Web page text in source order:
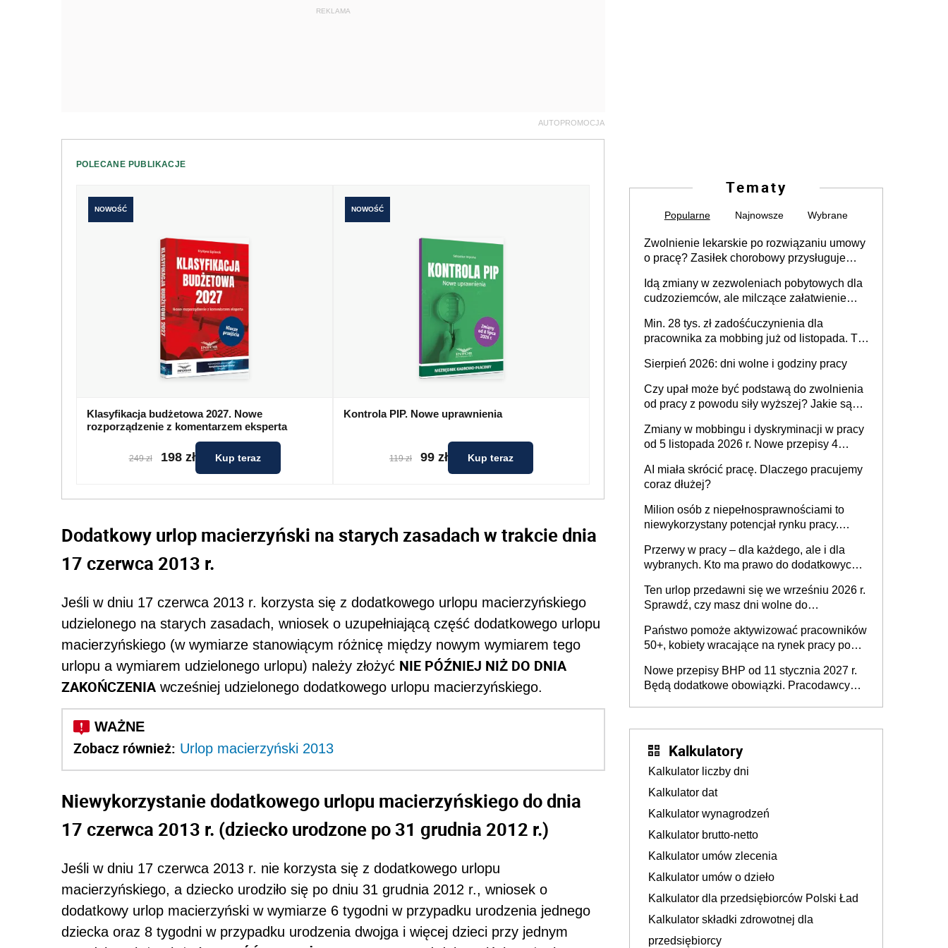
REKLAMA
AUTOPROMOCJA
POLECANE PUBLIKACJE
NOWOŚĆ
Klasyfikacja budżetowa 2027. Nowe
rozporządzenie z komentarzem eksperta
249 zł 198 zł Kup teraz
NOWOŚĆ
Kontrola PIP. Nowe uprawnienia
119 zł 99 zł Kup teraz
Dodatkowy urlop macierzyński na starych zasadach w trakcie dnia
17 czerwca 2013 r.
Jeśli w dniu 17 czerwca 2013 r. korzysta się z dodatkowego urlopu macierzyńskiego
udzielonego na starych zasadach, wniosek o uzupełniającą część dodatkowego urlopu
macierzyńskiego (w wymiarze stanowiącym różnicę między nowym wymiarem tego
urlopu a wymiarem udzielonego urlopu) należy złożyć NIE PÓŹNIEJ NIŻ DO DNIA
ZAKOŃCZENIA wcześniej udzielonego dodatkowego urlopu macierzyńskiego.
Zobacz również: Urlop macierzyński 2013
Niewykorzystanie dodatkowego urlopu macierzyńskiego do dnia
17 czerwca 2013 r. (dziecko urodzone po 31 grudnia 2012 r.)
Jeśli w dniu 17 czerwca 2013 r. nie korzysta się z dodatkowego urlopu
macierzyńskiego, a dziecko urodziło się po dniu 31 grudnia 2012 r., wniosek o
dodatkowy urlop macierzyński w wymiarze 6 tygodni w przypadku urodzenia jednego
dziecka oraz 8 tygodni w przypadku urodzenia dwojga i więcej dzieci przy jednym
Tematy
Popularne Najnowsze Wybrane
Zwolnienie lekarskie po rozwiązaniu umowy
o pracę? Zasiłek chorobowy przysługuje
dni od ustania stosunku pracy
Idą zmiany w zezwoleniach pobytowych dla
cudzoziemców, ale milczące załatwienie
Min. 28 tys. zł zadośćuczynienia dla
pracownika za mobbing już od listopada. To
zespołu
Sierpień 2026: dni wolne i godziny pracy
Czy upał może być podstawą do zwolnienia
od pracy z powodu siły wyższej? Jakie są
Zmiany w mobbingu i dyskryminacji w pracy
od 5 listopada 2026 r. Nowe przepisy 4
Ustaw
AI miała skrócić pracę. Dlaczego pracujemy
coraz dłużej?
Milion osób z niepełnosprawnościami to
niewykorzystany potencjał rynku pracy.
dofinansowań czy refundacji, ale bariery po
stronie systemu i świadomości
pracodawców [WYWIAD]
Przerwy w pracy – dla każdego, ale i dla
wybranych. Kto ma prawo do dodatkowych
Ten urlop przedawni się we wrześniu 2026 r.
Sprawdź, czy masz dni wolne do
Państwo pomoże aktywizować pracowników
50+, kobiety wracające na rynek pracy po
osoby neuroatypowe. Powstanie Fundusz
na rzecz Inkluzywności w Zatrudnianiu?
Nowe przepisy BHP od 11 stycznia 2027 r.
Będą dodatkowe obowiązki. Pracodawcy
Kalkulatory
Kalkulator liczby dni
Kalkulator dat
Kalkulator wynagrodzeń
Kalkulator brutto-netto
Kalkulator umów zlecenia
Kalkulator umów o dzieło
Kalkulator dla przedsiębiorców Polski Ład
Kalkulator składki zdrowotnej dla
przedsiębiorcy